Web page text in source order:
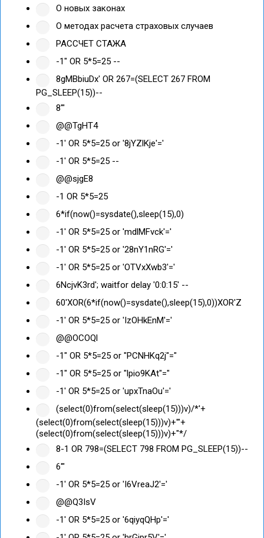
О новых законах
О методах расчета страховых случаев
РАССЧЕТ СТАЖА
-1" OR 5*5=25 --
8gMBbiuDx' OR 267=(SELECT 267 FROM
PG_SLEEP(15))--
8'"
@@TgHT4
-1' OR 5*5=25 or '8jYZlKje'='
-1' OR 5*5=25 --
@@sjgE8
-1 OR 5*5=25
6*if(now()=sysdate(),sleep(15),0)
-1' OR 5*5=25 or 'mdlMFvck'='
-1' OR 5*5=25 or '28nY1nRG'='
-1' OR 5*5=25 or 'OTVxXwb3'='
6NcjvK3rd'; waitfor delay '0:0:15' --
60'XOR(6*if(now()=sysdate(),sleep(15),0))XOR'Z
-1' OR 5*5=25 or 'IzOHkEnM'='
@@OCOQl
-1" OR 5*5=25 or "PCNHKq2j"="
-1" OR 5*5=25 or "lpio9KAt"="
-1' OR 5*5=25 or 'upxTnaOu'='
(select(0)from(select(sleep(15)))v)/*'+
(select(0)from(select(sleep(15)))v)+'"+
(select(0)from(select(sleep(15)))v)+"*/
8-1 OR 798=(SELECT 798 FROM PG_SLEEP(15))--
6'"
-1' OR 5*5=25 or 'I6VreaJ2'='
@@Q3IsV
-1' OR 5*5=25 or '6qiyqQHp'='